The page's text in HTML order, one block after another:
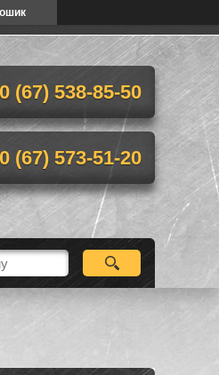
(67) 538-85-50
(67) 573-51-20